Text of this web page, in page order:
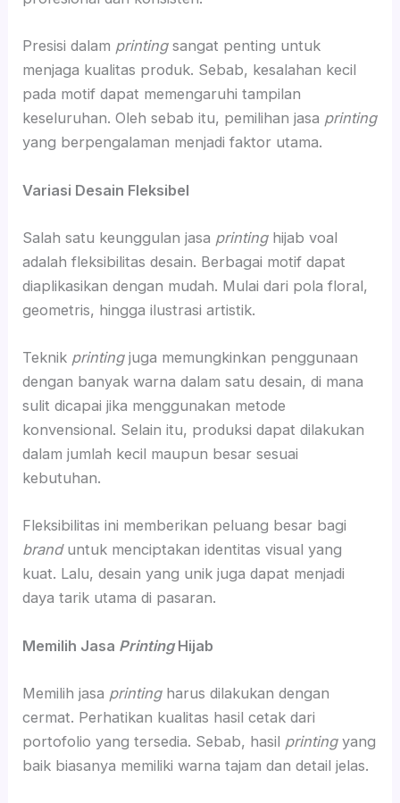
Presisi dalam printingsangat penting untuk
menjaga kualitas produk. Sebab, kesalahan kecil
pada motif dapat memengaruhi tampilan
keseluruhan. Oleh sebab itu, pemilihan jasa printing
yang berpengalaman menjadi faktor utama.
Variasi Desain Fleksibel
Salah satu keunggulan jasa printing hijab voal
adalah fleksibilitas desain. Berbagai motif dapat
diaplikasikan dengan mudah. Mulai dari pola floral,
geometris, hingga ilustrasi artistik.
Teknik printingjuga memungkinkan penggunaan
dengan banyak warna dalam satu desain, di mana
sulit dicapai jika menggunakan metode
konvensional. Selain itu, produksi dapat dilakukan
dalam jumlah kecil maupun besar sesuai
kebutuhan.
Fleksibilitas ini memberikan peluang besar bagi
branduntuk menciptakan identitas visual yang
kuat. Lalu, desain yang unik juga dapat menjadi
daya tarik utama di pasaran.
Memilih Jasa PrintingHijab
Memilih jasa printingharus dilakukan dengan
cermat. Perhatikan kualitas hasil cetak dari
portofolio yang tersedia. Sebab, hasil printingyang
baik biasanya memiliki warna tajam dan detail jelas.